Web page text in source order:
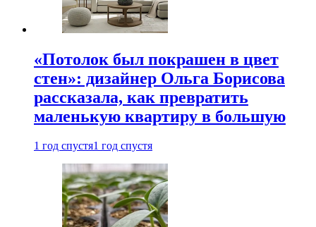
«Потолок был покрашен в цвет
стен»: дизайнер Ольга Борисова
рассказала, как превратить
маленькую квартиру в большую
1 год спустя1 год спустя